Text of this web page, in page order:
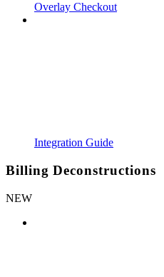
Overlay Checkout
Integration Guide
Billing Deconstructions
NEW